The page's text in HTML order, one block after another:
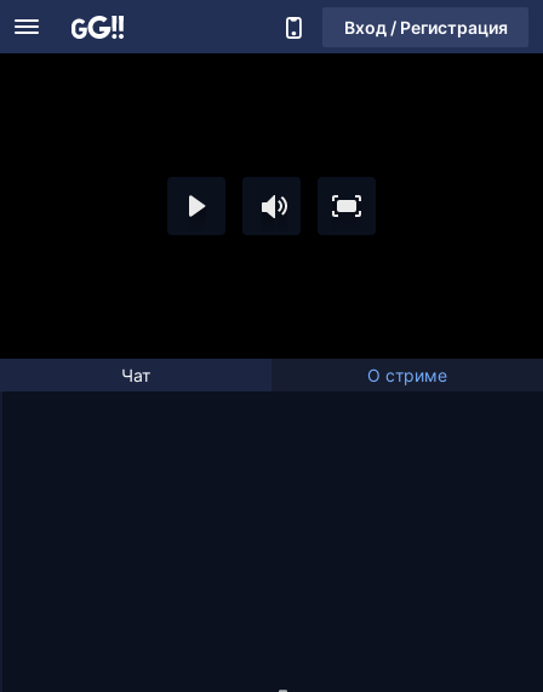
Вход / Регистрация
Чат О стриме